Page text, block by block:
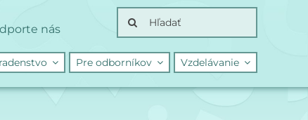
nás
Search
for:
Pre odborníkov Vzdelávanie